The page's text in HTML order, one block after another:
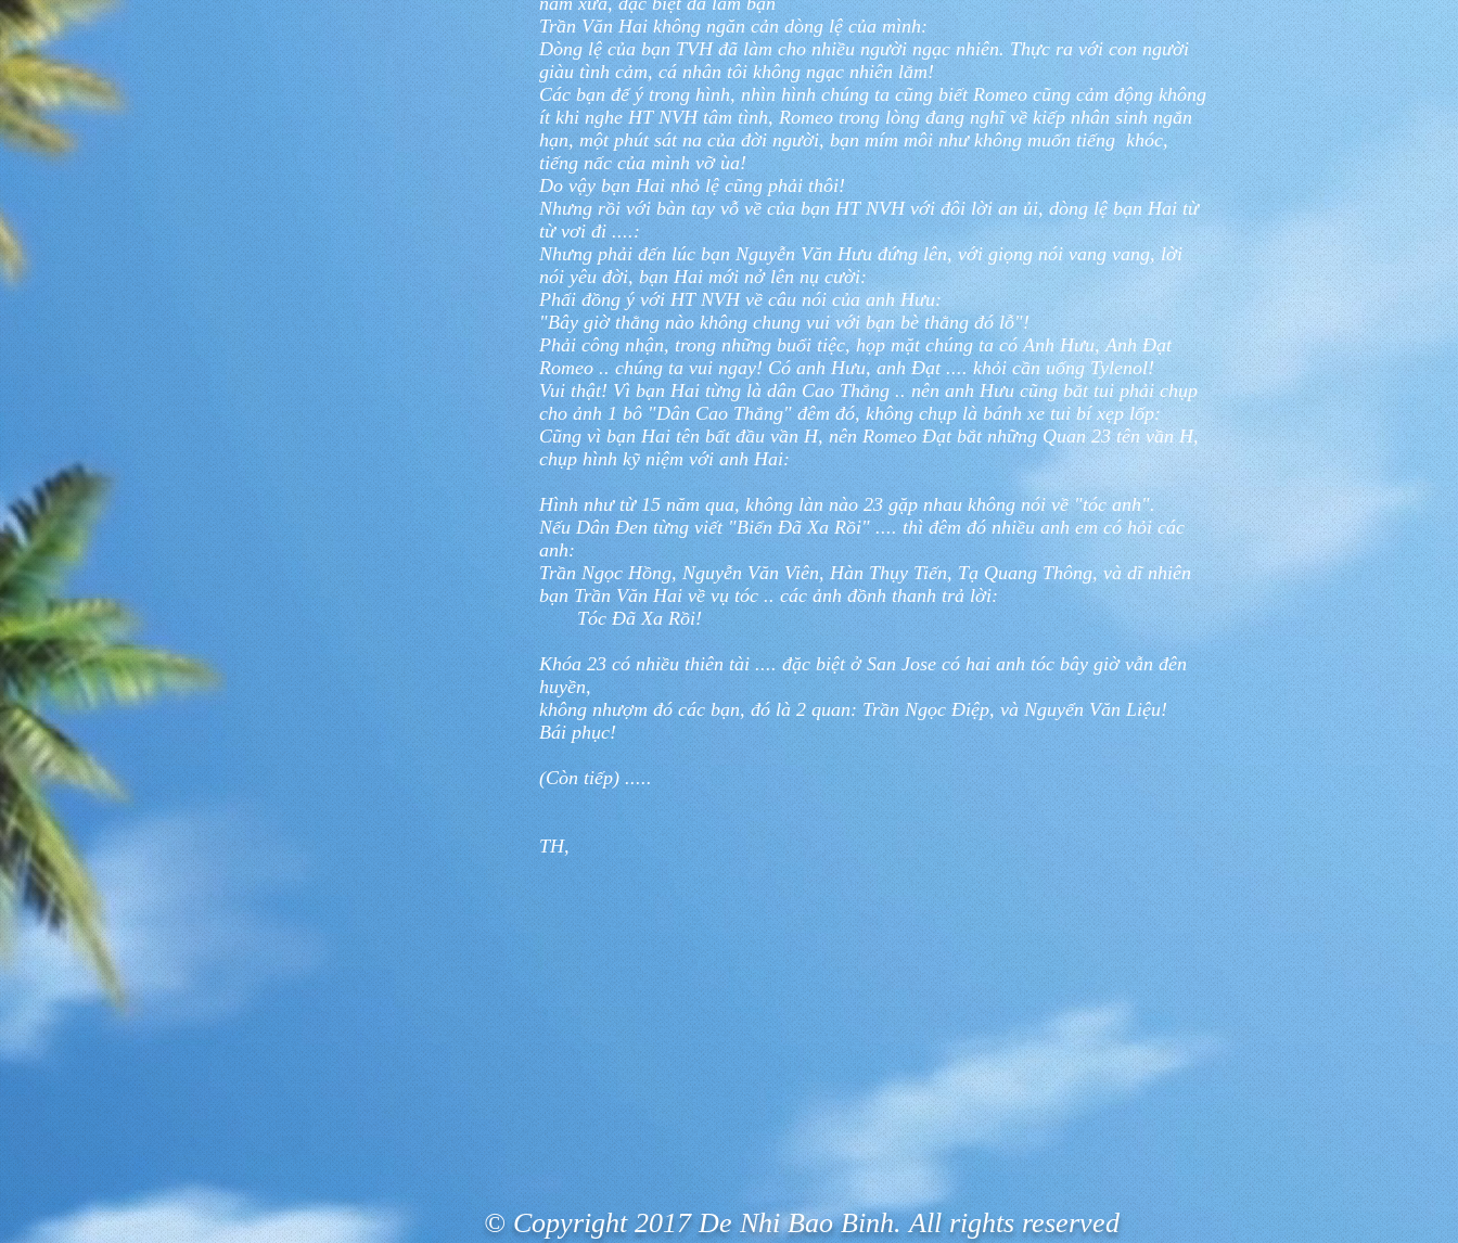
Trần Văn Hai không ngăn cản dòng lệ của mình:
Dòng lệ của bạn TVH đã làm cho nhiều người ngạc nhiên. Thực ra với con người
giàu tình cảm,cá nhân tôi không ngạc nhiên lắm!
Các bạn để ý trong hình, nhìn hình chúng ta cũng biết Romeo cũng cảm động không
ít khi nghe HT NVH tâm tình, Romeo trong lòng đang nghĩ về kiếp nhân sinh ngắn
hạn, một phút sát na của đời người, bạn mím môi như không muốn tiếng khóc,
tiếng nấc của mình vỡ ùa!
Do vậy bạn Hai nhỏ lệ cũng phải thôi!
Nhưng rồi với bàn tay vỗ về của bạn HT NVH với đôi lời an ủi, dòng lệ bạn Hai từ
từ vơi đi ....:
Nhưng phải đến lúc bạn Nguyễn Văn Hưu đứng lên, với giọng nói vang vang, lời
nói yêu đời, bạn Hai mới nở lên nụ cười:
Phấi đồng ý với HT NVH về câu nói của anh Hưu:
"Bây giờ thằng nào không chung vui với bạn bè thằng đó lỗ"!
Phải công nhận, trong những buổi tiệc, họp mặt chúng ta có Anh Hưu, Anh Đạt
Romeo .. chúng ta vui ngay! Có anh Hưu, anh Đạt .... khỏi cần uống Tylenol!
Vui thật! Vì bạn Hai từng là dân Cao Thắng .. nên anh Hưu cũng bắt tui phải chụp
cho ảnh 1 bô "Dân Cao Thắng" đêm đó, không chụp là bánh xe tui bí xẹp lốp:
Cũng vì bạn Hai tên bất đầu vần H, nên Romeo Đạt bắt những Quan 23 tên vần H,
chụp hình kỹ niệm với anh Hai:
Hình như từ 15 năm qua, không làn nào 23 gặp nhau không nói về "tóc anh".
Nếu Dân Đen từng viết "Biển Đã Xa Rồi" .... thì đêm đó nhiều anh em có hỏi các
anh:
Trần Ngọc Hồng, Nguyễn Văn Viên, Hàn Thụy Tiến, Tạ Quang Thông, và dĩ nhiên
bạn Trần Văn Hai về vụ tóc .. các ảnh đồnh thanh trả lời:
Tóc Đã Xa Rồi!
Khóa 23 có nhiều thiên tài .... đặc biệt ở San Jose có hai anh tóc bây giờ vẫn đên
huyền,
không nhượm đó các bạn, đó là 2 quan: Trần Ngọc Điệp, và Nguyển Văn Liệu!
Bái phục!
(Còn tiếp) .....
TH,
© Copyright 2017 De Nhi Bao Binh. All rights reserved